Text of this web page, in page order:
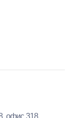
офис 318